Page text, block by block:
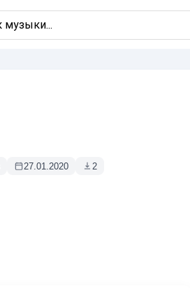
27.01.2020 2